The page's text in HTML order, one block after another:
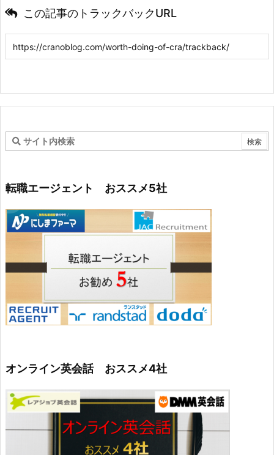
この記事のトラックバックURL
転職エージェント おススメ5社
オンライン英会話 おススメ4社